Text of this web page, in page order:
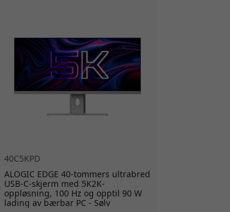
40C5KPD
ALOGIC EDGE 40-tommers ultrabred
USB-C-skjerm med 5K2K-
oppløsning, 100 Hz og opptil 90 W
lading av bærbar PC - Sølv